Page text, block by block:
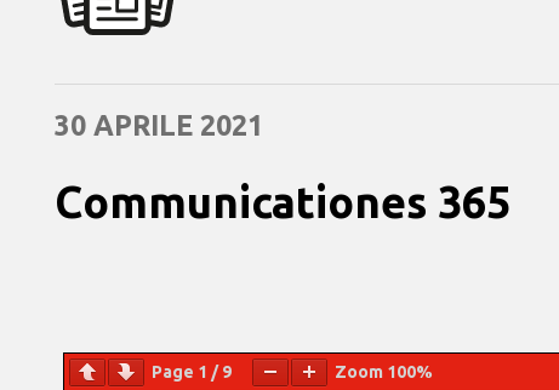
30 APRILE 2021
Communicationes 365
Page 1 /9 Zoom 100%